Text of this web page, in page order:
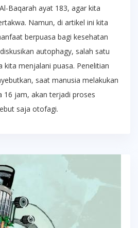
Baqarah ayat 183, agar kita
Namun, di artikel ini kita
berpuasa bagi kesehatan
autophagy, salah satu
kita menjalani puasa. Penelitian
saat manusia melakukan
16 jam, akan terjadi proses
saja otofagi.